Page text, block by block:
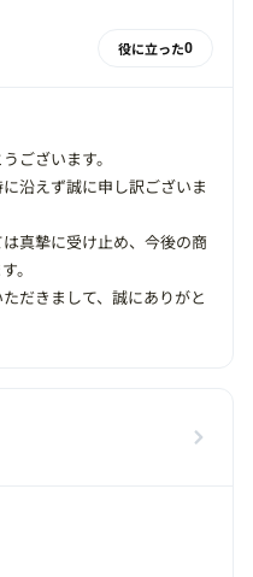
役に立った0
ございます。
沿えず誠に申し訳ございま
真摯に受け止め、今後の商
。
だきまして、誠にありがと